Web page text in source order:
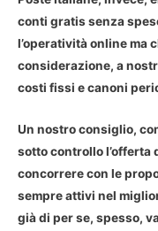
conti gratis senza
l’operatività online ma
considerazione, a
costi fissi e canoni
Un nostro consiglio,
sotto controllo l’offerta
concorrere con le
sempre attivi nel
già di per se, spesso,